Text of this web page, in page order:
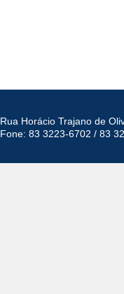
Rua Horácio Trajano de
Fone: 83 3223-6702 / 83